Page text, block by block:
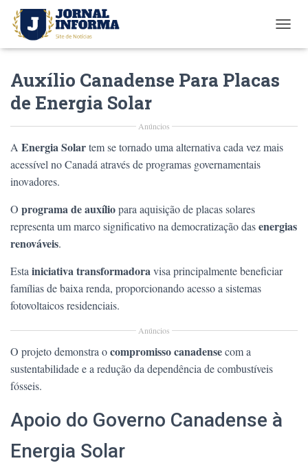
O
A
I
N
Auxílio Canadense Para Placas
de Energia Solar
Anúncios
A Energia Solartem se tornado uma alternativa cada vez mais
acessível no Canadá através de programas governamentais
inovadores.
O programa de auxíliopara aquisição de placas solares
representa um marco significativo na democratização dasenergias
renováveis.
Esta iniciativa transformadoravisa principalmente beneficiar
famílias de baixa renda, proporcionando acesso a sistemas
fotovoltaicos residenciais.
Anúncios
O projeto demonstra ocompromisso canadensecom a
sustentabilidade e a redução da dependência de combustíveis
fósseis.
Apoio do Governo Canadense à
Energia Solar